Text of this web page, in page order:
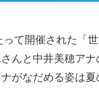
て開催された「
んと中井美穂ア
がなだめる姿は